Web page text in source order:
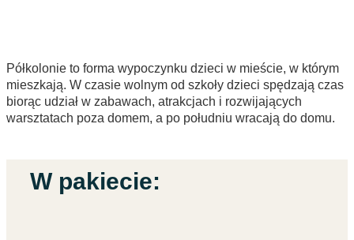
Półkolonie to forma wypoczynku dzieci w mieście, w którym
mieszkają. W czasie wolnym od szkoły dzieci spędzają czas
biorąc udział w zabawach, atrakcjach i rozwijających
warsztatach poza domem, a po południu wracają do domu.
W pakiecie: